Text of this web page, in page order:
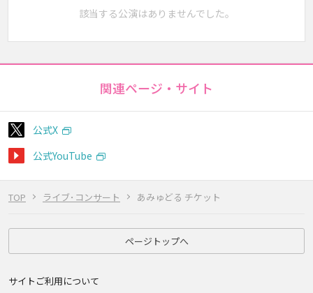
TOP ライブ･コンサート あみゅどる チケット
該当する公演はありませんでした。
関連ページ・サイト
公式X
公式YouTube
ページトップへ
サイトご利用について